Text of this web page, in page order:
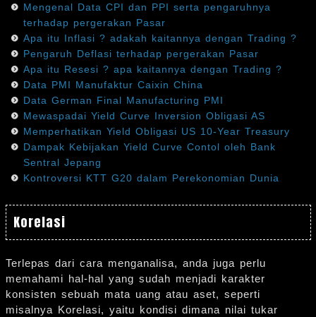
Mengenal Data CPI dan PPI serta pengaruhnya
terhadap pergerakan Pasar
Apa itu Inflasi ? adakah kaitannya dengan Trading ?
Pengaruh Deflasi terhadap pergerakan Pasar
Apa itu Resesi ? apa kaitannya dengan Trading ?
Data PMI Manufaktur Caixin China
Data German Final Manufacturing PMI
Mewaspadai Yield Curve Inversion Obligasi AS
Memperhatikan Yield Obligasi US 10-Year Treasury
Dampak Kebijakan Yield Curve Contol oleh Bank
Sentral Jepang
Kontroversi KTT G20 dalam Perekonomian Dunia
Korelasi
Terlepas dari cara menganalisa, anda juga perlu
memahami hal-hal yang sudah menjadi karakter
konsisten sebuah mata uang atau aset, seperti
misalnya Korelasi, yaitu kondisi dimana nilai tukar